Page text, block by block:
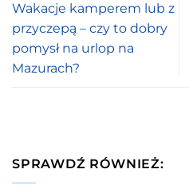
Wakacje kamperem lub z
przyczepą – czy to dobry
pomysł na urlop na
Mazurach?
SPRAWDŹ RÓWNIEŻ: